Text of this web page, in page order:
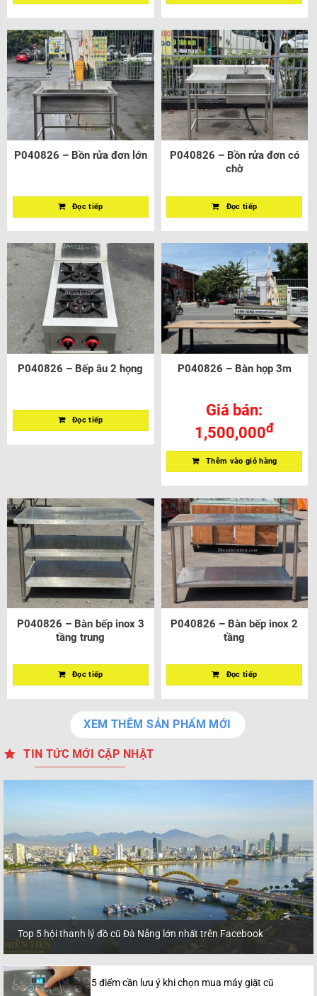
P040826 – Bồn rửa đơn lớn
Đọc tiếp
P040826 – Bồn rửa đơn có
chờ
Đọc tiếp
P040826 – Bếp âu 2 họng
Đọc tiếp
P040826 – Bàn họp 3m
Giá bán:
1,500,000đ
Thêm vào giỏ hàng
P040826 – Bàn bếp inox 3
tầng trung
Đọc tiếp
P040826 – Bàn bếp inox 2
tầng
Đọc tiếp
XEM THÊM SẢN PHẨM MỚI
TIN TỨC MỚI CẬP NHẬT
Top 5 hội thanh lý đồ cũ Đà Nẵng lớn nhất trên Facebook
5 điểm cần lưu ý khi chọn mua máy giặt cũ